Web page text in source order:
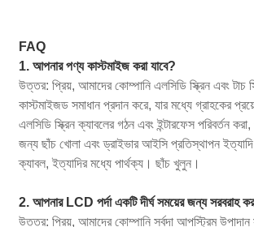
FAQ
1. আপনার পণ্য কাস্টমাইজ করা যাবে?
উত্তর: প্রিয়, আমাদের কোম্পানি এলসিডি স্ক্রিন এবং টাচ
কাস্টমাইজড সমাধান প্রদান করে, যার মধ্যে গ্রাহকের
এলসিডি স্ক্রিন ক্যাবলের গঠন এবং ইন্টারফেস পরিবর্তন
জন্য ছাঁচ খোলা এবং ড্রাইভার আইসি প্রতিস্থাপন ইত্যাদি;
ক্যাবল, ইত্যাদির মধ্যে পার্থক্য। ছাঁচ খুলুন।
2. আপনার LCD পর্দা একটি দীর্ঘ সময়ের জন্য সরবরাহ
উত্তর: প্রিয়, আমাদের কোম্পানি সর্বদা আপস্ট্রিম উপাদান